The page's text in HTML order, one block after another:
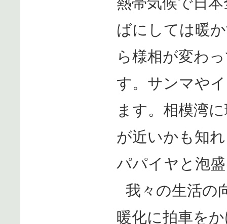
ばにしては暖
ら様相が変わ
す。サンマや
ます。相模湾
が近いかも知
パパイヤと泡
我々の生活の
暖化に拍車を